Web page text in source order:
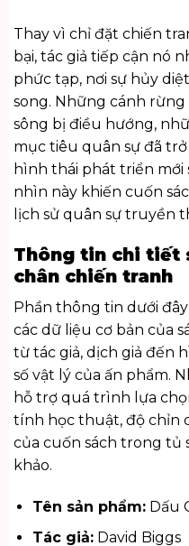
Thay vì chỉ đặt chiến
bại, tác giả tiếp cận nó
phức tạp, nơi sự hủy
song. Những cánh
sông bị điều hướng,
mục tiêu quân sự đã
hình thái phát triển mới
nhìn này khiến cuốn
lịch sử quân sự truyền
Thông tin chi tiết
chân chiến tranh
Phần thông tin dưới
các dữ liệu cơ bản của
từ tác giả, dịch giả đến
số vật lý của ấn phẩm.
hỗ trợ quá trình lựa
tính học thuật, độ chỉn
của cuốn sách trong tủ
khảo.
Tên sản phẩm:Dấu
Tác giả:David Biggs